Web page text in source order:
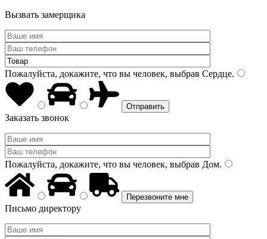
Вызвать замерщика
Пожалуйста, докажите, что вы человек, выбрав Сердце.
Заказать звонок
Пожалуйста, докажите, что вы человек, выбрав Дом.
Письмо директору